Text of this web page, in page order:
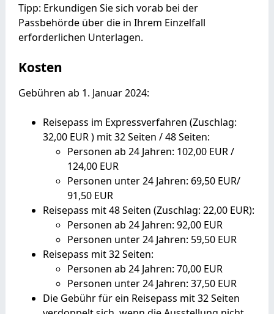
Tipp: Erkundigen Sie sich vorab bei der
Passbehörde über die in Ihrem Einzelfall
erforderlichen Unterlagen.
Kosten
Gebühren ab 1. Januar 2024:
Reisepass im Expressverfahren (Zuschlag:
32,00 EUR ) mit 32 Seiten / 48 Seiten:
Personen ab 24 Jahren: 102,00 EUR /
124,00 EUR
Personen unter 24 Jahren: 69,50 EUR/
91,50 EUR
Reisepass mit 48 Seiten (Zuschlag: 22,00 EUR):
Personen ab 24 Jahren: 92,00 EUR
Personen unter 24 Jahren: 59,50 EUR
Reisepass mit 32 Seiten:
Personen ab 24 Jahren: 70,00 EUR
Personen unter 24 Jahren: 37,50 EUR
Die Gebühr für ein Reisepass mit 32 Seiten